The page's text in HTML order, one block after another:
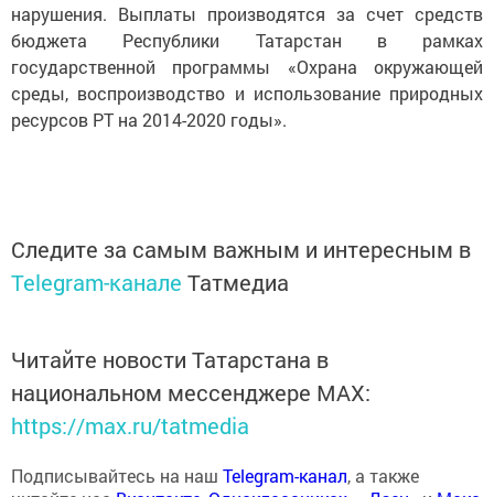
нарушения. Выплаты производятся за счет средств
бюджета Республики Татарстан в рамках
государственной программы «Охрана окружающей
среды, воспроизводство и использование природных
ресурсов РТ на 2014-2020 годы».
Следите за самым важным и интересным в
Telegram-канале Татмедиа
Читайте новости Татарстана в
национальном мессенджере MАХ:
https://max.ru/tatmedia
Подписывайтесь на наш Telegram-канал, а также